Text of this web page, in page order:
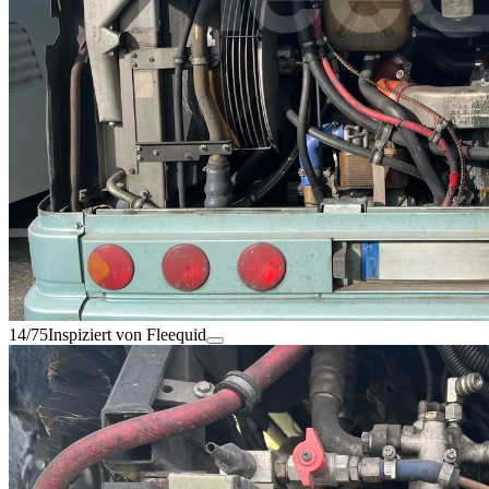
14/75Inspiziert von Fleequid